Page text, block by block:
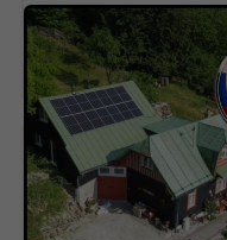
Môže slovenský
energie zo slnka?
odpoveď